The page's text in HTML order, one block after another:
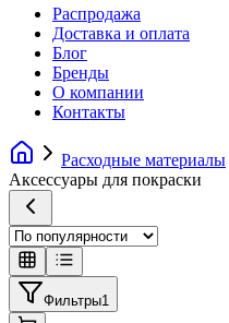
Распродажа
Доставка и оплата
Блог
Бренды
О компании
Контакты
Расходные материалы
Аксессуары для покраски
Фильтры1